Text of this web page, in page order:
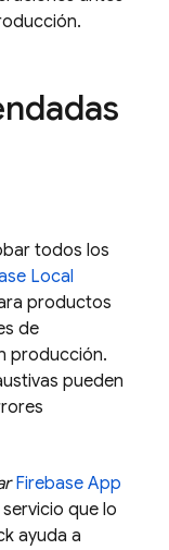
todos los
Local
productos
de
producción.
pueden
Firebase App
que lo
ayuda a